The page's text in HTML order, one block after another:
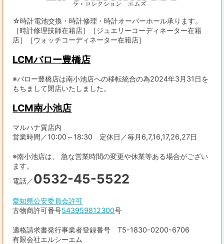
☆時計電池交換・時計修理・時計オーバーホール承ります。
［時計修理技師在籍店］［ジュエリーコーディネーター在籍
店］［ウォッチコーディネーター在籍店］
LCMバロー豊橋店
※バロー豊橋店は南小池店への移転統合の為2024年3月31日を
もちまして閉店いたしました。
LCM南小池店
マルハナ質店内
営業時間／10:00～18:30 定休日／毎月6,7,16,17,26,27日
※南小池店は、 急な営業時間の変更や休業等ある場合がござい
ます。
電話／0532-45-5522
愛知県公安委員会許可
古物商許可番号543959812300号
適格請求書発行事業者登録番号 T5-1830-0200-6706
有限会社エルシーエム